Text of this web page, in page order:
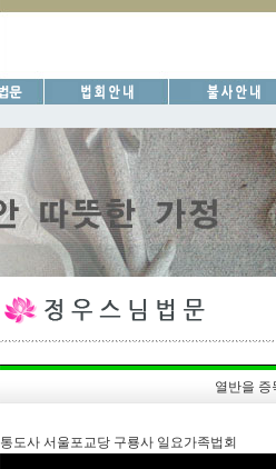
열반을 증
통도사 서울포교당 구룡사 일요가족법회